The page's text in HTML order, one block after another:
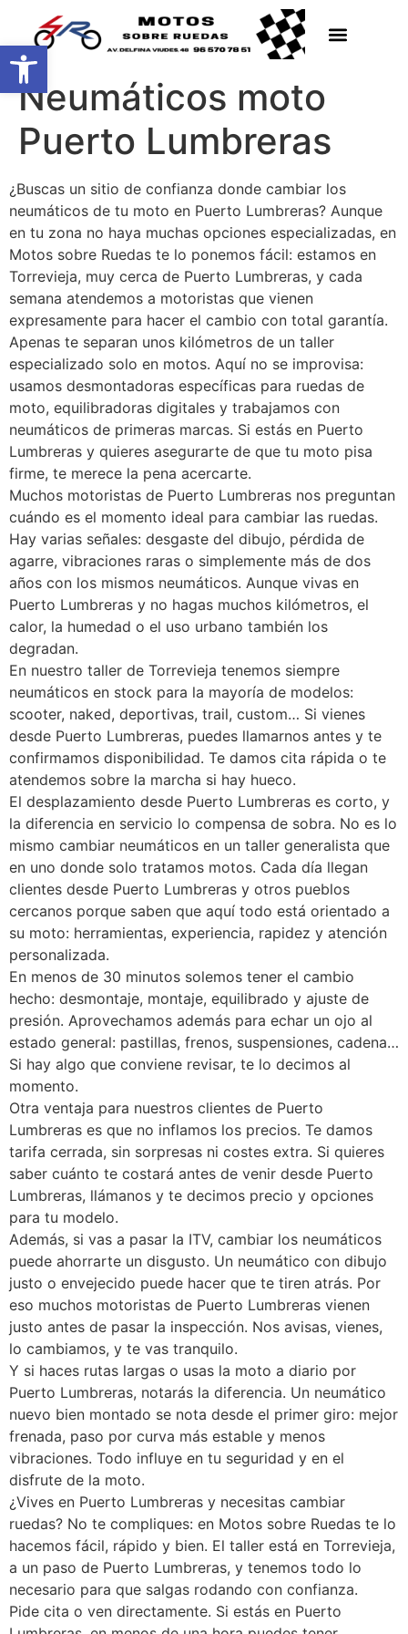
Abrir barra de herramientas
Neumáticos moto
Puerto Lumbreras
¿Buscas un sitio de confianza donde cambiar los
neumáticos de tu moto en Puerto Lumbreras? Aunque
en tu zona no haya muchas opciones especializadas, en
Motos sobre Ruedas te lo ponemos fácil: estamos en
Torrevieja, muy cerca de Puerto Lumbreras, y cada
semana atendemos a motoristas que vienen
expresamente para hacer el cambio con total garantía.
Apenas te separan unos kilómetros de un taller
especializado solo en motos. Aquí no se improvisa:
usamos desmontadoras específicas para ruedas de
moto, equilibradoras digitales y trabajamos con
neumáticos de primeras marcas. Si estás en Puerto
Lumbreras y quieres asegurarte de que tu moto pisa
firme, te merece la pena acercarte.
Muchos motoristas de Puerto Lumbreras nos preguntan
cuándo es el momento ideal para cambiar las ruedas.
Hay varias señales: desgaste del dibujo, pérdida de
agarre, vibraciones raras o simplemente más de dos
años con los mismos neumáticos. Aunque vivas en
Puerto Lumbreras y no hagas muchos kilómetros, el
calor, la humedad o el uso urbano también los
degradan.
En nuestro taller de Torrevieja tenemos siempre
neumáticos en stock para la mayoría de modelos:
scooter, naked, deportivas, trail, custom… Si vienes
desde Puerto Lumbreras, puedes llamarnos antes y te
confirmamos disponibilidad. Te damos cita rápida o te
atendemos sobre la marcha si hay hueco.
El desplazamiento desde Puerto Lumbreras es corto, y
la diferencia en servicio lo compensa de sobra. No es lo
mismo cambiar neumáticos en un taller generalista que
en uno donde solo tratamos motos. Cada día llegan
clientes desde Puerto Lumbreras y otros pueblos
cercanos porque saben que aquí todo está orientado a
su moto: herramientas, experiencia, rapidez y atención
personalizada.
En menos de 30 minutos solemos tener el cambio
hecho: desmontaje, montaje, equilibrado y ajuste de
presión. Aprovechamos además para echar un ojo al
estado general: pastillas, frenos, suspensiones, cadena…
Si hay algo que conviene revisar, te lo decimos al
momento.
Otra ventaja para nuestros clientes de Puerto
Lumbreras es que no inflamos los precios. Te damos
tarifa cerrada, sin sorpresas ni costes extra. Si quieres
saber cuánto te costará antes de venir desde Puerto
Lumbreras, llámanos y te decimos precio y opciones
para tu modelo.
Además, si vas a pasar la ITV, cambiar los neumáticos
puede ahorrarte un disgusto. Un neumático con dibujo
justo o envejecido puede hacer que te tiren atrás. Por
eso muchos motoristas de Puerto Lumbreras vienen
justo antes de pasar la inspección. Nos avisas, vienes,
lo cambiamos, y te vas tranquilo.
Y si haces rutas largas o usas la moto a diario por
Puerto Lumbreras, notarás la diferencia. Un neumático
nuevo bien montado se nota desde el primer giro: mejor
frenada, paso por curva más estable y menos
vibraciones. Todo influye en tu seguridad y en el
disfrute de la moto.
¿Vives en Puerto Lumbreras y necesitas cambiar
ruedas? No te compliques: en Motos sobre Ruedas te lo
hacemos fácil, rápido y bien. El taller está en Torrevieja,
a un paso de Puerto Lumbreras, y tenemos todo lo
necesario para que salgas rodando con confianza.
Pide cita o ven directamente. Si estás en Puerto